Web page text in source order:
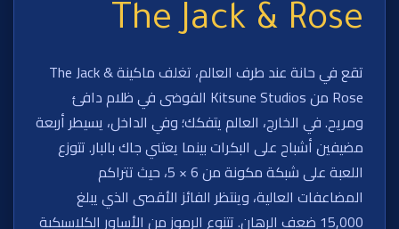
The Jack & Rose
تقع في حانة عند طرف العالم، تغلف ماكينة The Jack &
Rose من Kitsune Studios الفوضى في ظلام دافئ
ومريح. في الخارج، العالم يتفكك؛ وفي الداخل، يسيطر أربعة
مضيفين أشباح على البكرات بينما يعتني جاك بالبار. تتوزع
اللعبة على شبكة مكونة من 6 × 5، حيث تتراكم
المضاعفات العالية، وينتظر الفائز الأقصى الذي يبلغ
15,000 ضعف الرهان. تتنوع الرموز من الأساور الكلاسيكية